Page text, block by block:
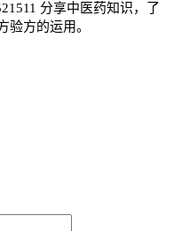
分享中医药知识，了
验方的运用。